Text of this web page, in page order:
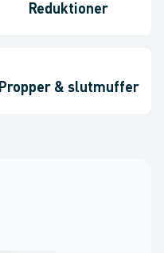
Reduktioner
Propper & slutmuffer